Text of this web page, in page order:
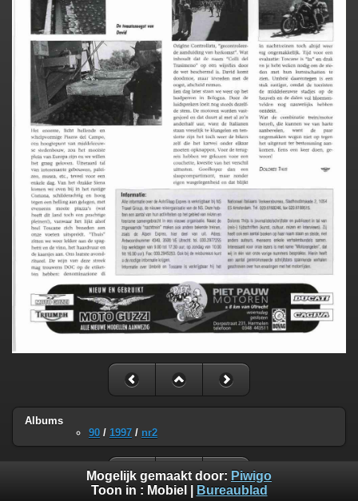
Albums
90 / 1997 / nr2
Mogelijk gemaakt door: Piwigo
Toon in : Mobiel Bureaublad